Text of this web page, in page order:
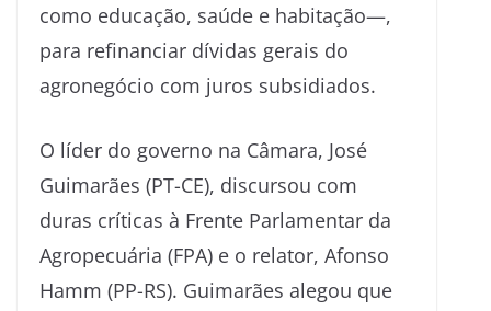
como educação, saúde e habitação—,
para refinanciar dívidas gerais do
agronegócio com juros subsidiados.
O líder do governo na Câmara, José
Guimarães (PT-CE), discursou com
duras críticas à Frente Parlamentar da
Agropecuária (FPA) e o relator, Afonso
Hamm (PP-RS). Guimarães alegou que